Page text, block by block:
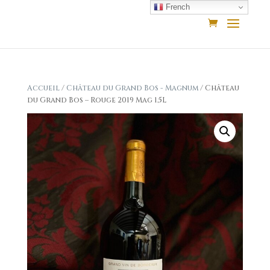
Accueil/ Château du Grand Bos - Magnum/ Château
du Grand Bos – Rouge 2019 Mag 1,5L
French